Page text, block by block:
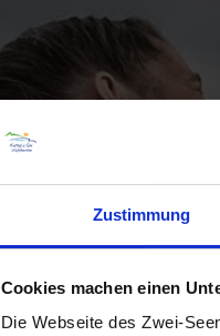
Zustimmung
Cookies machen einen
Die Webseite des Zwei-